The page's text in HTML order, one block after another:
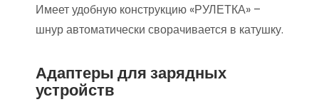
Имеет удобную конструкцию «РУЛЕТКА» –
шнур автоматически сворачивается в катушку.
Адаптеры для зарядных
устройств